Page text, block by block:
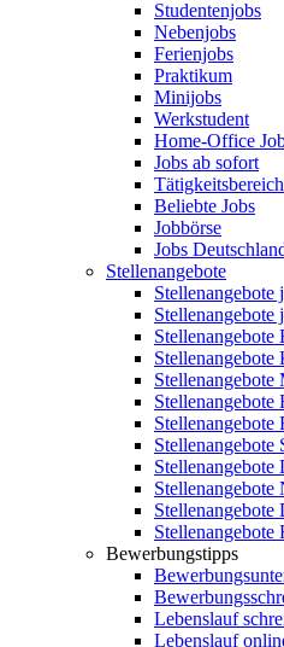
Studentenjobs
Nebenjobs
Ferienjobs
Praktikum
Minijobs
Werkstudent
Home-Office
Jobs ab sofort
Beliebte Jobs
Jobbörse
Jobs
Stellenangebote
Stellenangebote
Stellenangebote
Stellenangebote
Stellenangebote
Stellenangebote
Stellenangebote
Stellenangebote
Stellenangebote
Stellenangebote
Stellenangebote
Stellenangebote
Stellenangebote
Bewerbungstipps
Lebenslauf
Lebenslauf